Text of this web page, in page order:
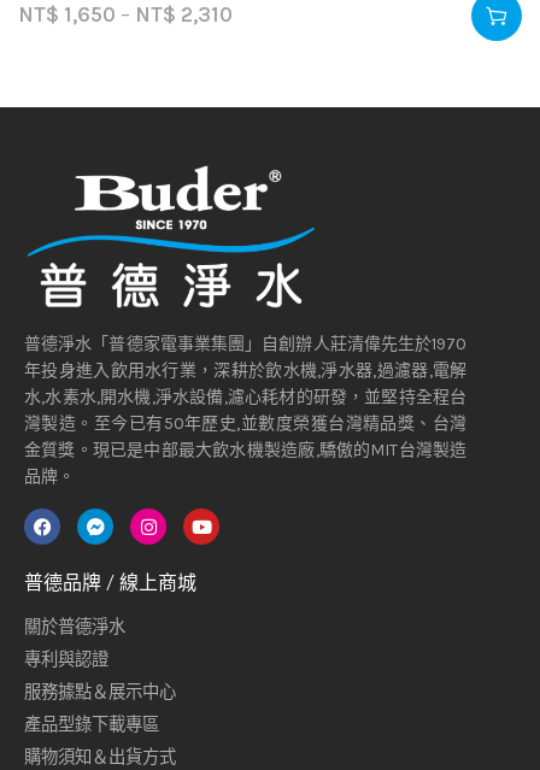
NT$ 1,650 – NT$ 2,310
普德淨水「普德家電事業集團」自創辦人莊清偉先生於1970
年投身進入飲用水行業，深耕於飲水機,淨水器,過濾器,電解
水,水素水,開水機,淨水設備,濾心耗材的研發，並堅持全程台
灣製造。至今已有50年歷史,並數度榮獲台灣精品獎、台灣
金質獎。現已是中部最大飲水機製造廠,驕傲的MIT台灣製造
品牌。
普德品牌 / 線上商城
關於普德淨水
專利與認證
服務據點＆展示中心
產品型錄下載專區
購物須知＆出貨方式